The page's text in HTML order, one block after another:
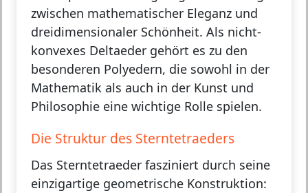
zwischen mathematischer Eleganz und
dreidimensionaler Schönheit. Als nicht-
konvexes Deltaeder gehört es zu den
besonderen Polyedern, die sowohl in der
Mathematik als auch in der Kunst und
Philosophie eine wichtige Rolle spielen.
Die Struktur des Sterntetraeders
Das Sterntetraeder fasziniert durch seine
einzigartige geometrische Konstruktion: